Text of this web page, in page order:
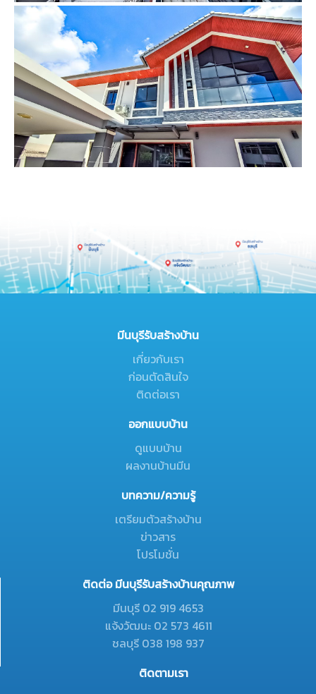
มีนบุรีรับสร้างบ้าน
เกี่ยวกับเรา
ก่อนตัดสินใจ
ติดต่อเรา
ออกแบบบ้าน
ดูแบบบ้าน
ผลงานบ้านมีน
บทความ/ความรู้
เตรียมตัวสร้างบ้าน
ข่าวสาร
โปรโมชั่น
ติดต่อ มีนบุรีรับสร้างบ้านคุณภาพ
มีนบุรี 02 919 4653
แจ้งวัฒนะ 02 573 4611
ชลบุรี 038 198 937
ติดตามเรา